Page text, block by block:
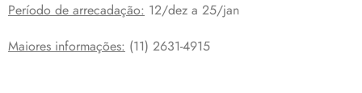
Período de arrecadação: 12/dez a 25/jan
Maiores informações: (11) 2631-4915